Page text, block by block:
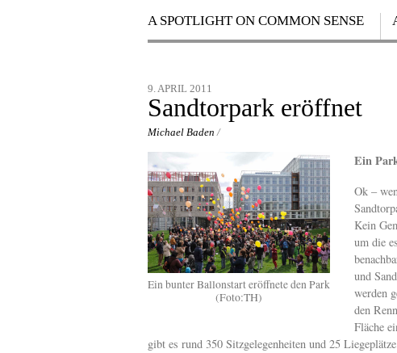
Menu
A SPOTLIGHT ON COMMON SENSE
Scroll
content
9. APRIL 2011
Sandtorpark eröffnet
Michael Baden /
Ein bunter Ballonstart eröffnete den Park
(Foto:TH)
Ein
Ok –
Kein
um die
und
werden
den
Fläche
gibt es rund 350 Sitzgelegenheiten und 25